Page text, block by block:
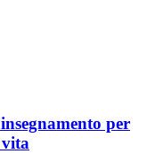
per